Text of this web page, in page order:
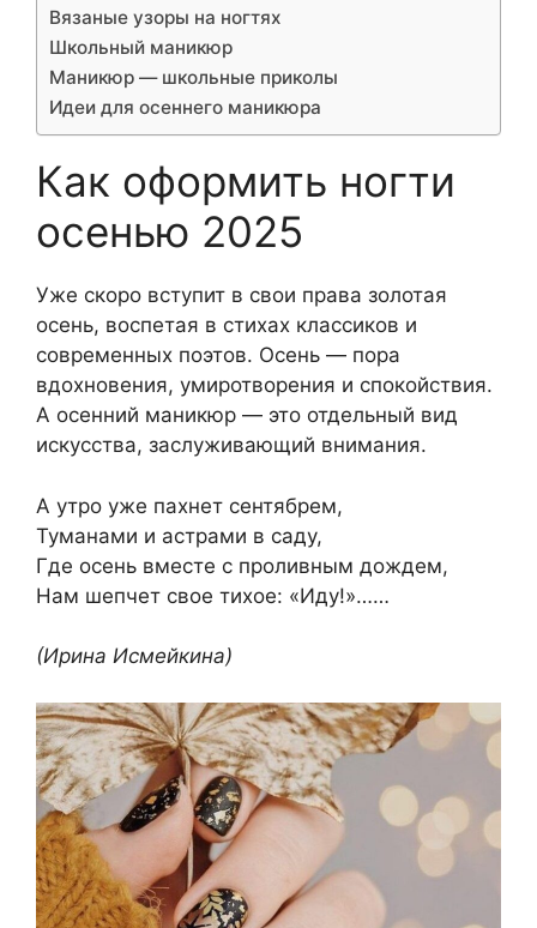
Вязаные узоры на ногтях
Школьный маникюр
Маникюр — школьные приколы
Идеи для осеннего маникюра
Как оформить ногти
осенью 2025
Уже скоро вступит в свои права золотая
осень, воспетая в стихах классиков и
современных поэтов. Осень — пора
вдохновения, умиротворения и спокойствия.
А осенний маникюр — это отдельный вид
искусства, заслуживающий внимания.
А утро уже пахнет сентябрем,
Туманами и астрами в саду,
Где осень вместе с проливным дождем,
Нам шепчет свое тихое: «Иду!»……
(Ирина Исмейкина)